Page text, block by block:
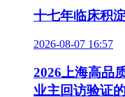
十七年临床积
2026-08-07 16:57
2026上海高品
业主回访验证